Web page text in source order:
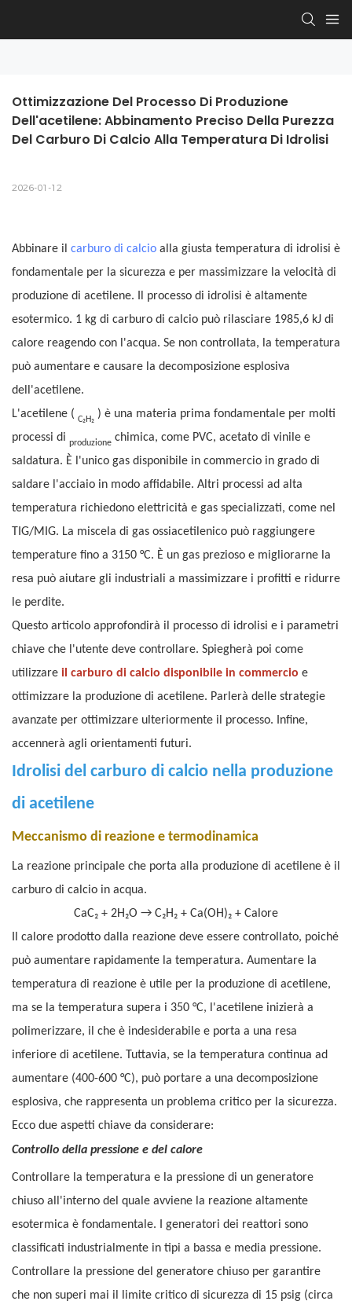
Ottimizzazione Del Processo Di Produzione
Dell'acetilene: Abbinamento Preciso Della Purezza
Del Carburo Di Calcio Alla Temperatura Di Idrolisi
2026-01-12
Abbinare il carburo di calcio alla giusta temperatura di idrolisi è
fondamentale per la sicurezza e per massimizzare la velocità di
produzione di acetilene. Il processo di idrolisi è altamente
esotermico. 1 kg di carburo di calcio può rilasciare 1985,6 kJ di
calore reagendo con l'acqua. Se non controllata, la temperatura
può aumentare e causare la decomposizione esplosiva
dell'acetilene.
L'acetilene ( C₂H₂ ) è una materia prima fondamentale per molti
processi di produzione chimica, come PVC, acetato di vinile e
saldatura. È l'unico gas disponibile in commercio in grado di
saldare l'acciaio in modo affidabile. Altri processi ad alta
temperatura richiedono elettricità e gas specializzati, come nel
TIG/MIG. La miscela di gas ossiacetilenico può raggiungere
temperature fino a 3150 °C. È un gas prezioso e migliorarne la
resa può aiutare gli industriali a massimizzare i profitti e ridurre
le perdite.
Questo articolo approfondirà il processo di idrolisi e i parametri
chiave che l'utente deve controllare. Spiegherà poi come
utilizzare il carburo di calcio disponibile in commercio e
ottimizzare la produzione di acetilene. Parlerà delle strategie
avanzate per ottimizzare ulteriormente il processo. Infine,
accennerà agli orientamenti futuri.
Idrolisi del carburo di calcio nella produzione
di acetilene
Meccanismo di reazione e termodinamica
La reazione principale che porta alla produzione di acetilene è il
carburo di calcio in acqua.
CaC₂ + 2H₂O → C₂H₂ + Ca(OH)₂ + Calore
Il calore prodotto dalla reazione deve essere controllato, poiché
può aumentare rapidamente la temperatura. Aumentare la
temperatura di reazione è utile per la produzione di acetilene,
ma se la temperatura supera i 350 °C, l'acetilene inizierà a
polimerizzare, il che è indesiderabile e porta a una resa
inferiore di acetilene. Tuttavia, se la temperatura continua ad
aumentare (400-600 °C), può portare a una decomposizione
esplosiva, che rappresenta un problema critico per la sicurezza.
Ecco due aspetti chiave da considerare:
Controllo della pressione e del calore
Controllare la temperatura e la pressione di un generatore
chiuso all'interno del quale avviene la reazione altamente
esotermica è fondamentale. I generatori dei reattori sono
classificati industrialmente in tipi a bassa e media pressione.
Controllare la pressione del generatore chiuso per garantire
che non superi mai il limite critico di sicurezza di 15 psig (circa